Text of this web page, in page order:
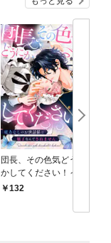
団長、その色気どうに
かしてください！～魔
力なしのお世話係は魅
132